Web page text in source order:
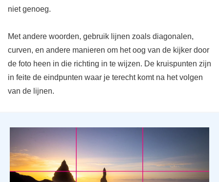
niet genoeg.
Met andere woorden, gebruik lijnen zoals diagonalen,
curven, en andere manieren om het oog van de kijker door
de foto heen in die richting in te wijzen. De kruispunten zijn
in feite de eindpunten waar je terecht komt na het volgen
van de lijnen.